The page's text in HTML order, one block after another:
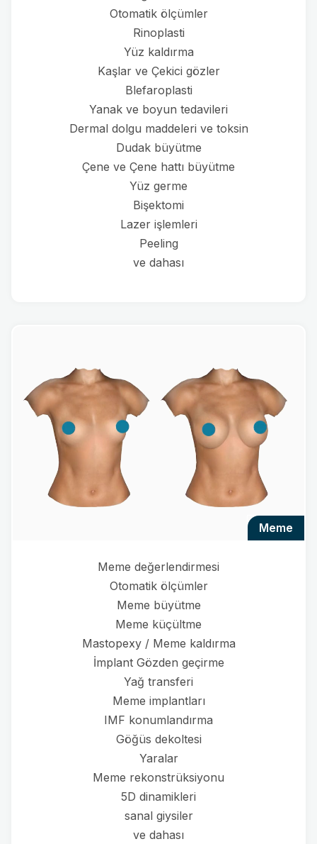
Otomatik ölçümler
Rinoplasti
Yüz kaldırma
Kaşlar ve Çekici gözler
Blefaroplasti
Yanak ve boyun tedavileri
Dermal dolgu maddeleri ve toksin
Dudak büyütme
Çene ve Çene hattı büyütme
Yüz germe
Bişektomi
Lazer işlemleri
Peeling
ve dahası
meme
Meme değerlendirmesi
Otomatik ölçümler
Meme büyütme
Meme küçültme
Mastopexy / Meme kaldırma
İmplant Gözden geçirme
Yağ transferi
Meme implantları
IMF konumlandırma
Göğüs dekoltesi
Yaralar
Meme rekonstrüksiyonu
5D dinamikleri
sanal giysiler
ve dahası